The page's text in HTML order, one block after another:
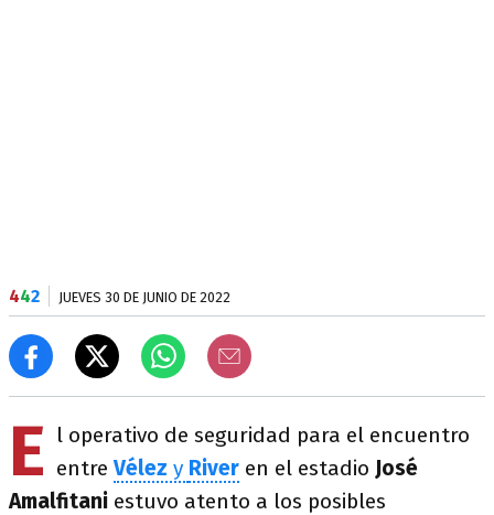
442 JUEVES 30 DE JUNIO DE 2022
E
l operativo de seguridad para el encuentro
entreVélez y River en el estadio José
Amalfitani estuvo atento a los posibles